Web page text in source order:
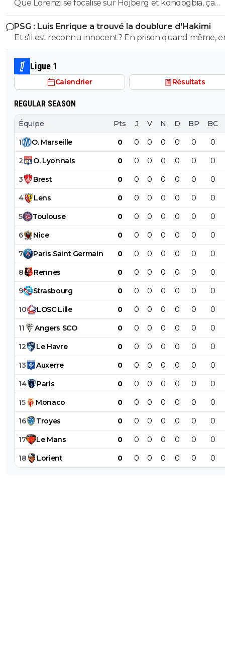
petite racaille de quartier pour etre aussi peu cultivé
été nazi faut etre sacrément débile... Mais le coup des
résistants nazis, alors là on atteint des sommets de
Fais pas genre tu connais la politique de Mussolini
tu savais meme pas qu'n Italie c'est le fascisme et pas le
nazisme y'a 24h !! Le mec connait pas les bases des cours
d'histoires au collège, mais il continue à faire genre
expert du fascisme !! Ah ah sacré bouffon inculte
Que Lorenzi se focalise sur Hojberg et kondogbia, ça
résolvera le pb Gouiri et Paixao
PSG : Luis Enrique a trouvé la doublure d'Hakimi
Et s'il est reconnu innocent? En prison quand même,
que joueur du PSG ^^ Et on prend le pari que s'il est
innocent les arriérés habituels diront que c'est Nasser
allongé le fric ;)
Ligue 1
Calendrier Résultats
REGULAR SEASON
Équipe Pts J V N D BP BC
1 O. Marseille 0 0 0 0 0 0 0
2 O. Lyonnais 0 0 0 0 0 0 0
3 Brest 0 0 0 0 0 0 0
4 Lens 0 0 0 0 0 0 0
5 Toulouse 0 0 0 0 0 0 0
6 Nice 0 0 0 0 0 0 0
7 Paris Saint Germain 0 0 0 0 0 0 0
8 Rennes 0 0 0 0 0 0 0
9 Strasbourg 0 0 0 0 0 0 0
10 LOSC Lille 0 0 0 0 0 0 0
11 Angers SCO 0 0 0 0 0 0 0
12 Le Havre 0 0 0 0 0 0 0
13 Auxerre 0 0 0 0 0 0 0
14 Paris 0 0 0 0 0 0 0
15 Monaco 0 0 0 0 0 0 0
16 Troyes 0 0 0 0 0 0 0
17 Le Mans 0 0 0 0 0 0 0
18 Lorient 0 0 0 0 0 0 0